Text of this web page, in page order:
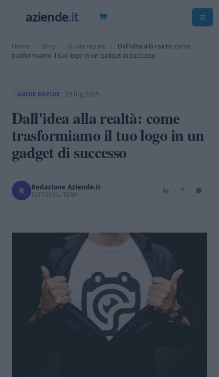
Home › Blog › Guide rapide ›
Dall'idea alla realtà: come
trasformiamo il tuo logo in un gadget di successo
GUIDE RAPIDE 23 lug 2025
Dall'idea alla realtà: come
trasformiamo il tuo logo in un
gadget di successo
R Redazione Aziende.it
EDITORIAL TEAM